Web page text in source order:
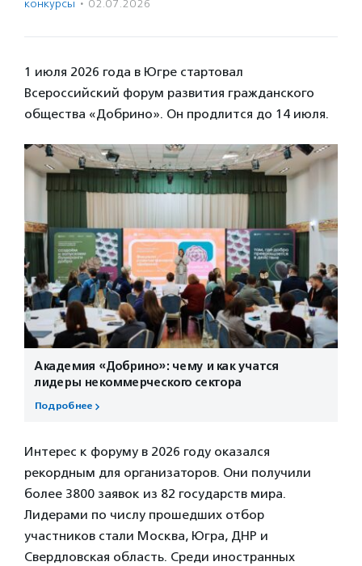
конкурсы · 02.07.2026
1 июля 2026 года в Югре стартовал
Всероссийский форум развития гражданского
общества «Добрино». Он продлится до 14 июля.
Академия «Добрино»: чему и как учатся
лидеры некоммерческого сектора
Подробнее
Интерес к форуму в 2026 году оказался
рекордным для организаторов. Они получили
более 3800 заявок из 82 государств мира.
Лидерами по числу прошедших отбор
участников стали Москва, Югра, ДНР и
Свердловская область. Среди иностранных